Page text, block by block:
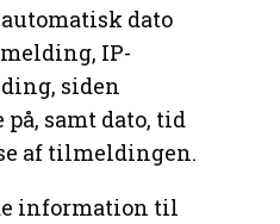
dato
IP-
siden
samt dato, tid
af tilmeldingen.
information til